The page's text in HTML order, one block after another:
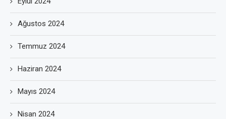
Ağustos 2024
Temmuz 2024
Haziran 2024
Mayıs 2024
Nisan 2024